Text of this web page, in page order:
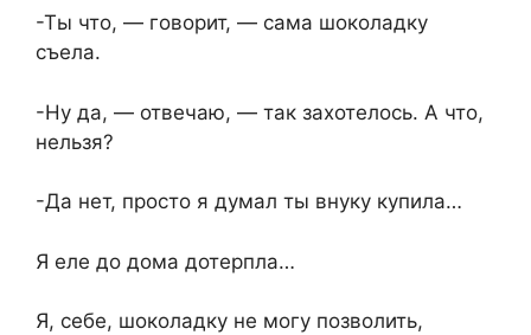
-Ты что, — говорит, — сама шоколадку
съела.
-Ну да, — отвечаю, — так захотелось. А что,
нельзя?
-Да нет, просто я думал ты внуку купила…
Я еле до дома дотерпла…
Я, себе, шоколадку не могу позволить,